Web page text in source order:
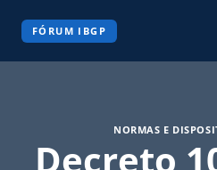
FÓRUM IBGP
NORMAS E
Decreto